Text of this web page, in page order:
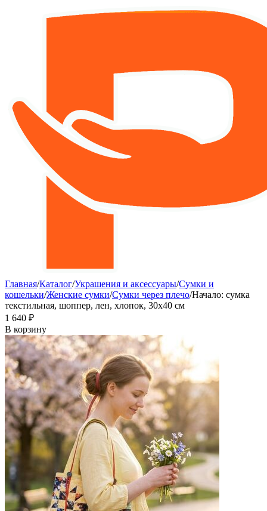
Главная/Каталог/Украшения и аксессуары/Сумки и
кошельки/Женские сумки/Сумки через плечо/Начало: сумка
текстильная, шоппер, лен, хлопок, 30х40 см
1 640 ₽
В корзину